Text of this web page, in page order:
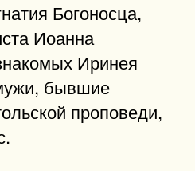
Богоносца,
Иоанна
Иринея
бывшие
проповеди,